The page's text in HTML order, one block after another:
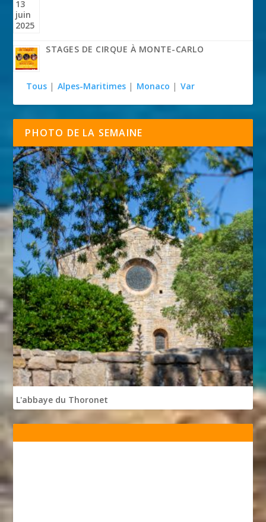
STAGES DE CIRQUE À MONTE-CARLO
Tous | Alpes-Maritimes | Monaco | Var
PHOTO DE LA SEMAINE
L'abbaye du Thoronet